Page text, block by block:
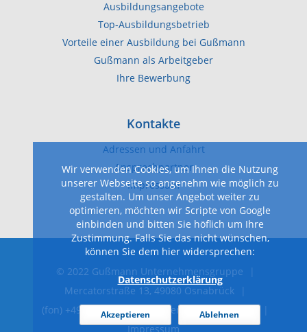
Ausbildungsangebote
Top-Ausbildungsbetrieb
Vorteile einer Ausbildung bei Gußmann
Gußmann als Arbeitgeber
Ihre Bewerbung
Kontakte
Adressen und Anfahrt
Ansprechpartner
Impressum
© 2022 Gußmann Unternehmensgruppe
|
Mercatorstraße 13, 49080 Osnabrück
|
(fon) +49 541 40 40-0
Datenschutzerklärung
|
Impressum
Wir verwenden Cookies, um Ihnen die Nutzung
unserer Webseite so angenehm wie möglich zu
gestalten. Um unser Angebot weiter zu
optimieren, möchten wir Scripte von Google
einbinden und bitten Sie höflich um Ihre
Zustimmung. Falls Sie das nicht wünschen,
können Sie dem hier widersprechen:
Datenschutzerklärung
Akzeptieren Ablehnen